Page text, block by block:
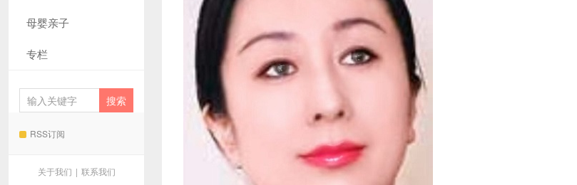
母婴亲子
专栏
RSS订阅
关于我们 | 联系我们